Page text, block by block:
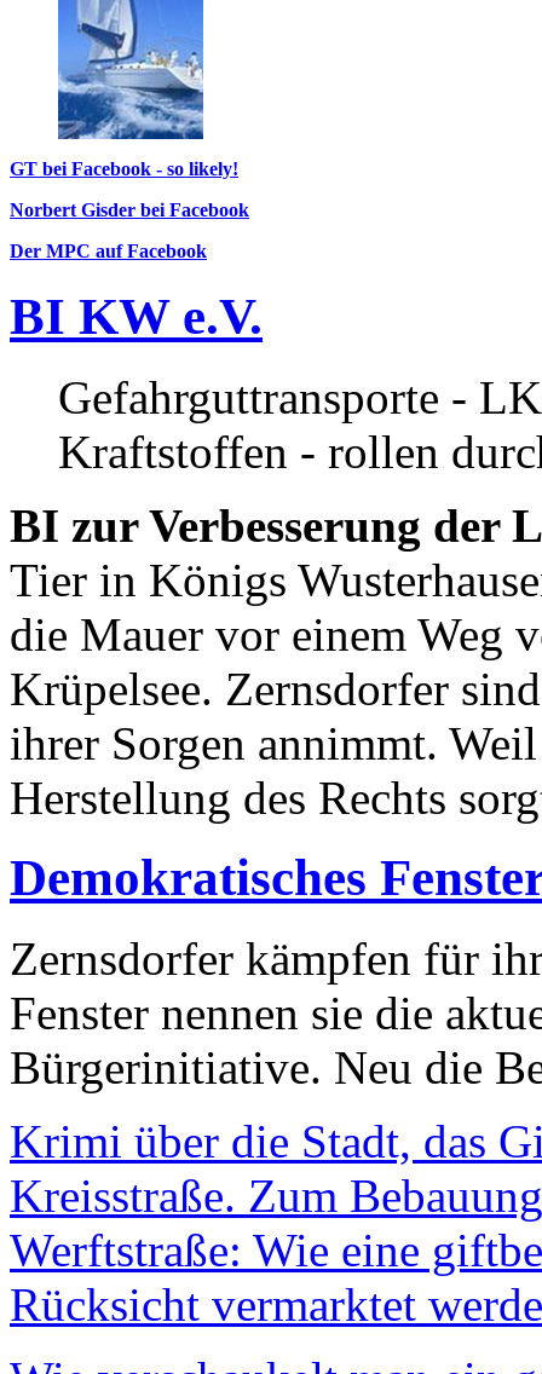
GT bei Facebook - so likely!
Norbert Gisder bei Facebook
Der MPC auf Facebook
BI KW e.V.
Gefahrguttransporte -
Kraftstoffen - rollen
BI zur Verbesserung der
Tier in Königs
die Mauer vor einem Weg
Krüpelsee. Zernsdorfer
ihrer Sorgen annimmt.
Herstellung des Rechts
Demokratisches
Zernsdorfer kämpfen für
Fenster nennen sie die
Bürgerinitiative. Neu die
Krimi über die Stadt, das
Kreisstraße. Zum
Werftstraße: Wie eine
Rücksicht vermarktet